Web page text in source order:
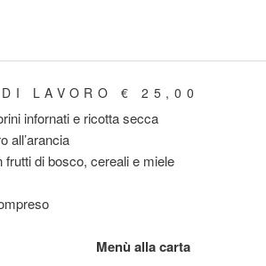
LAVORO € 25,00
infornati e ricotta secca
all’arancia
frutti di bosco, cereali e miele
Menù alla carta